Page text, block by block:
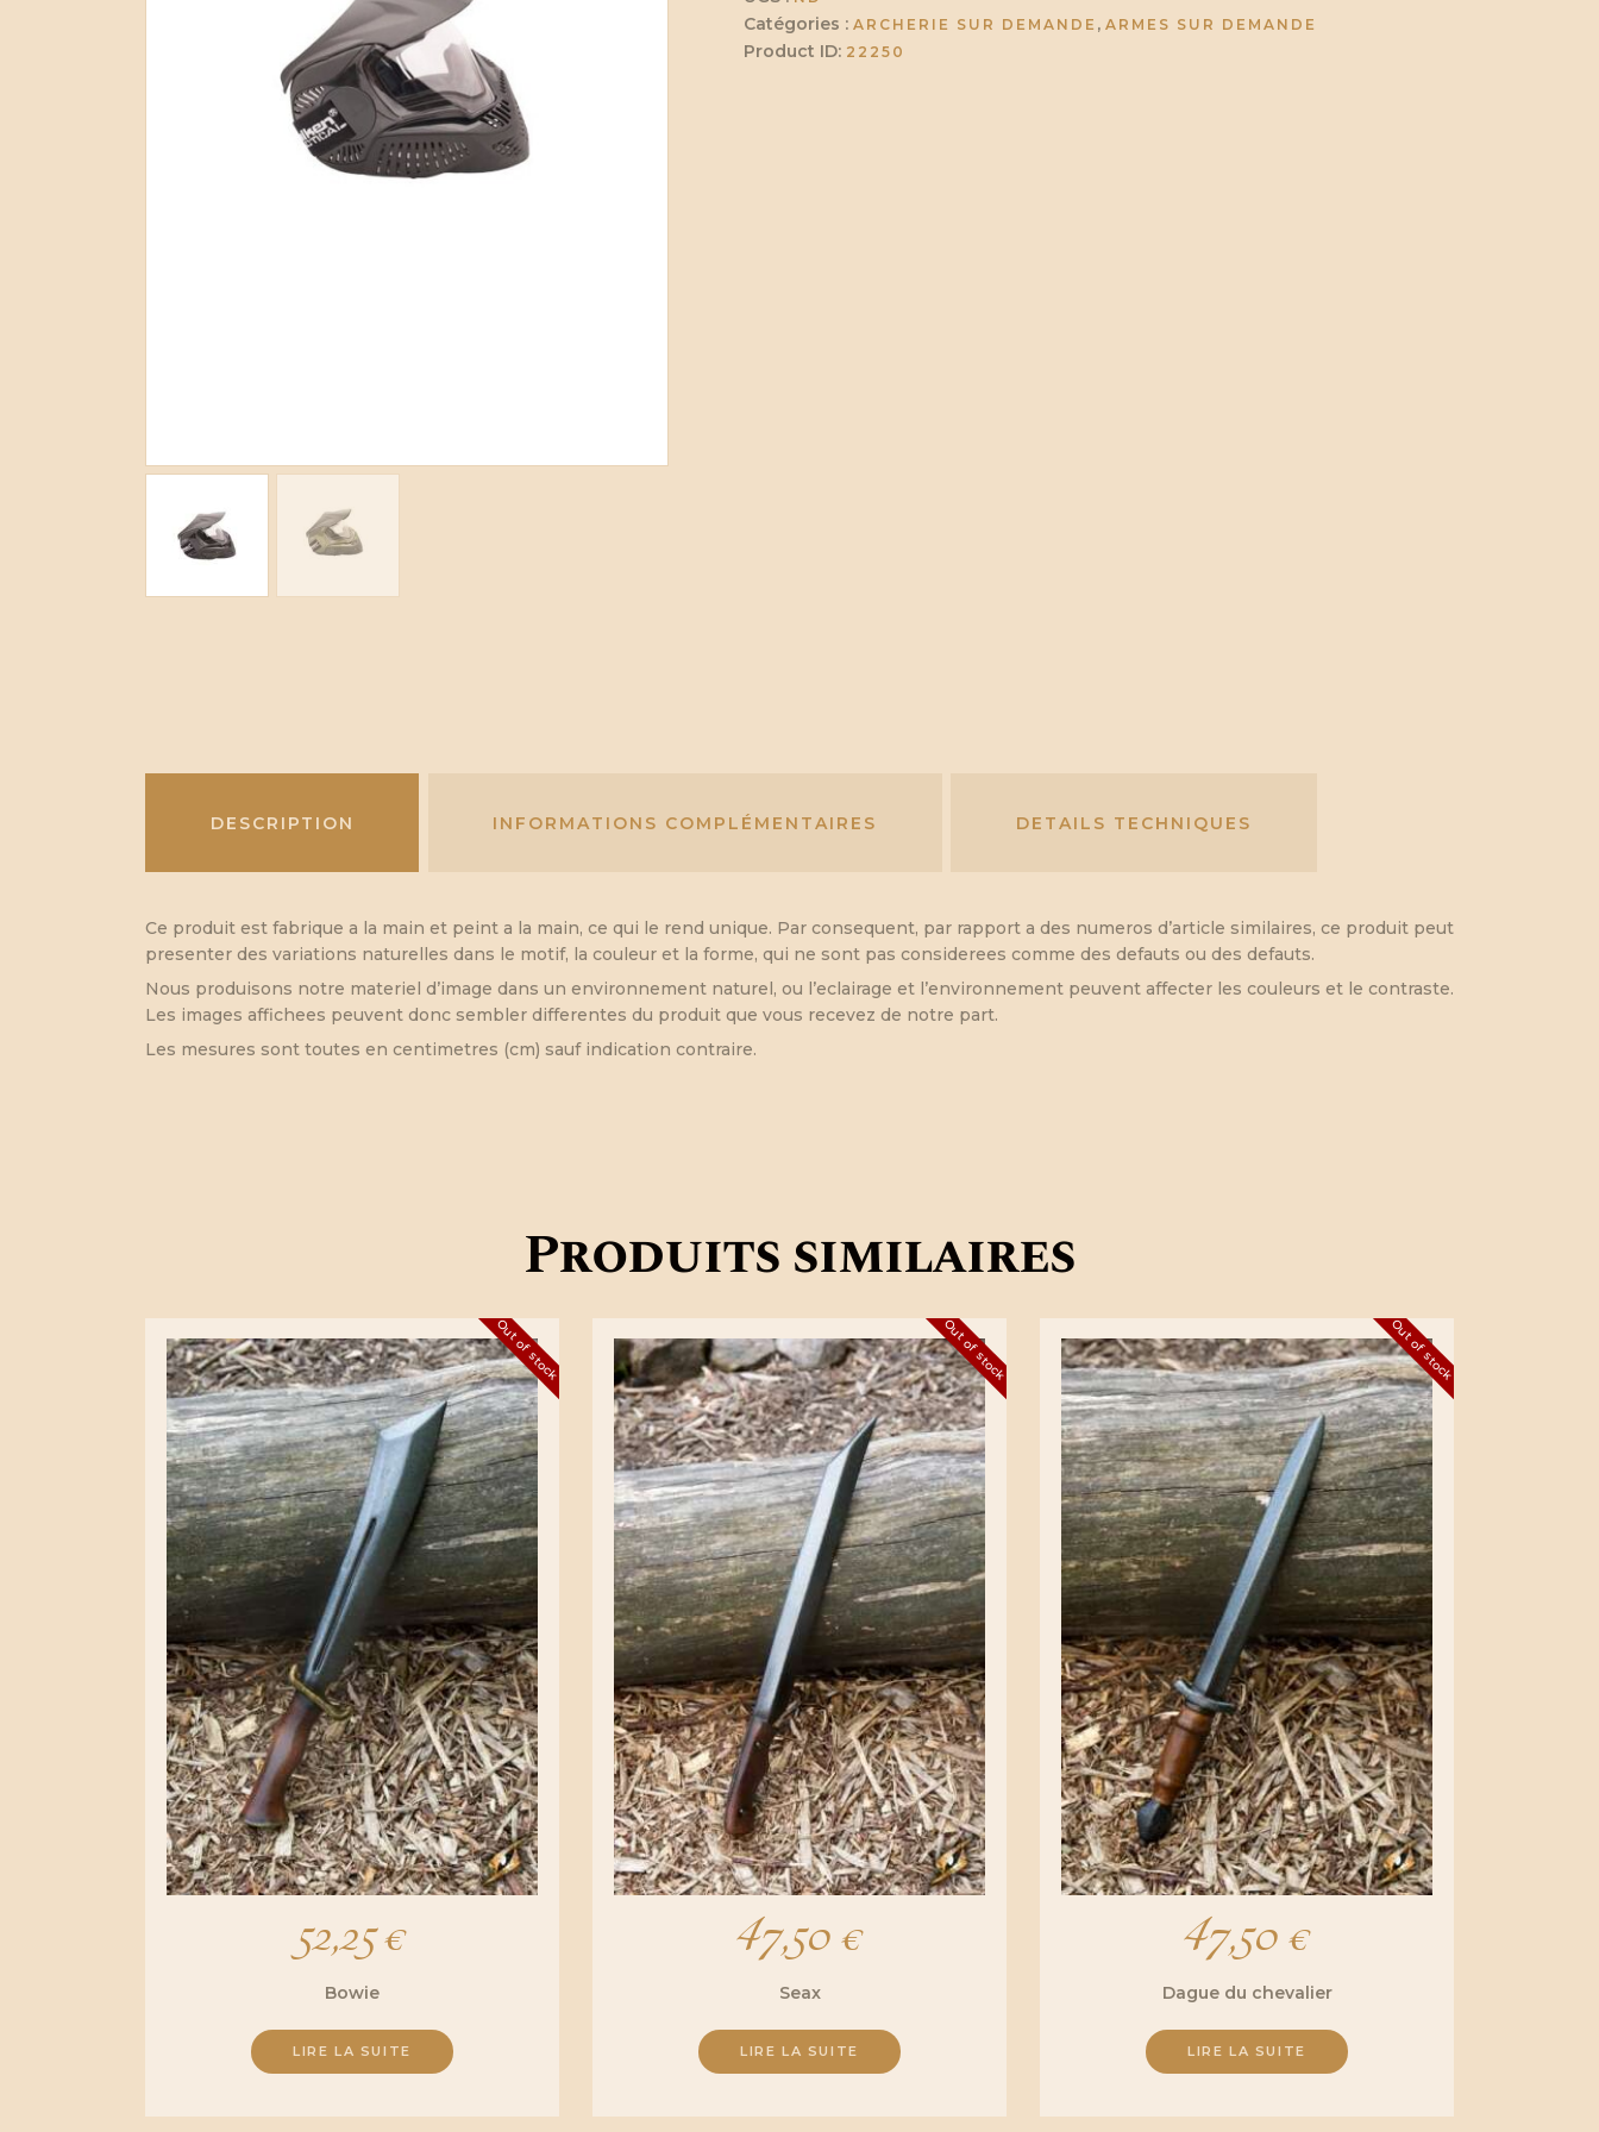
de
bataille
Catégories : ARCHERIE SUR DEMANDE , ARMES SUR DEMANDE
Product ID: 22250
DESCRIPTION INFORMATIONS COMPLÉMENTAIRES DETAILS TECHNIQUES
Ce produit est fabrique a la main et peint a la main, ce qui le rend unique. Par consequent, par rapport a des numeros d’article similaires, ce produit peut
presenter des variations naturelles dans le motif, la couleur et la forme, qui ne sont pas considerees comme des defauts ou des defauts.
Nous produisons notre materiel d’image dans un environnement naturel, ou l’eclairage et l’environnement peuvent affecter les couleurs et le contraste.
Les images affichees peuvent donc sembler differentes du produit que vous recevez de notre part.
Les mesures sont toutes en centimetres (cm) sauf indication contraire.
Produits similaires
Out of stock
52,25€
Bowie
LIRE LA SUITE
Out of stock
47,50€
Seax
LIRE LA SUITE
Out of stock
47,50€
Dague du chevalier
LIRE LA SUITE